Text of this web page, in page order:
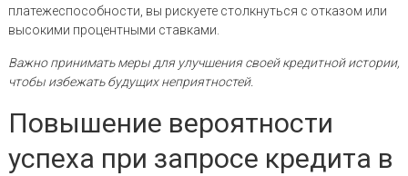
платежеспособности, вы рискуете столкнуться с отказом или
высокими процентными ставками.
Важно принимать меры для улучшения своей кредитной истории,
чтобы избежать будущих неприятностей.
Повышение вероятности
успеха при запросе кредита в